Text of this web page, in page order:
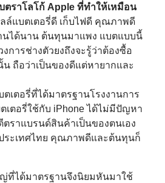
ตราโลโก้ Apple ที่ทำให้เหมือน
ล์แบตเตอรี่ดี เก็บไฟดี คุณภาพดี
นได้นาน ต้นทุนมาแพง แบตแบบนี้
การช่างตัวยงถึงจะรู้ว่าต้องซื้อ
น ถือว่าเป็นของดีแต่หายากและ
ตเตอรี่ที่ได้มาตรฐานโรงงานการ
เตอรี่ใช้กับ iPhone ได้ไม่มีปัญหา
ราแบรนด์สินค้าเป็นของตนเอง
ระเทศไทย คุณภาพดีและต้นทุนก็
ที่ได้มาตรฐานจึงนิยมหันมาใช้